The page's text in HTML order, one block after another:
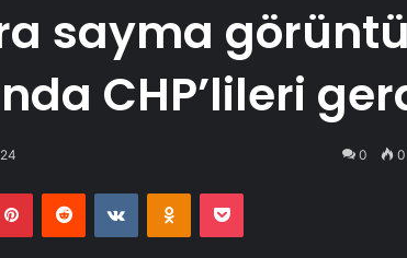
sayma
CHP’lileri
0 0
PinterestReddit VKontakteOdnoklassniki
Pocket